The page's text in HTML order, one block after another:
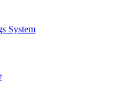
System